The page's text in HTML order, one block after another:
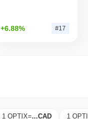
+6.88% #17
1 OPTIX=...CAD 1